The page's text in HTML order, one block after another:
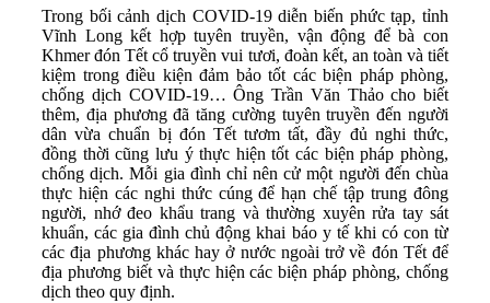
Trong bối cảnh dịch COVID-19 diễn biến phức tạp, tỉnh
Vĩnh Long kết hợp tuyên truyền, vận động để bà con
Khmer đón Tết cổ truyền vui tươi, đoàn kết, an toàn và tiết
kiệm trong điều kiện đảm bảo tốt các biện pháp phòng,
chống dịch COVID-19… Ông Trần Văn Thảo cho biết
thêm, địa phương đã tăng cường tuyên truyền đến người
dân vừa chuẩn bị đón Tết tươm tất, đầy đủ nghi thức,
đồng thời cũng lưu ý thực hiện tốt các biện pháp phòng,
chống dịch. Mỗi gia đình chỉ nên cử một người đến chùa
thực hiện các nghi thức cúng để hạn chế tập trung đông
người, nhớ đeo khẩu trang và thường xuyên rửa tay sát
khuẩn, các gia đình chủ động khai báo y tế khi có con từ
các địa phương khác hay ở nước ngoài trở về đón Tết để
địa phương biết và thực hiện các biện pháp phòng, chống
dịch theo quy định.